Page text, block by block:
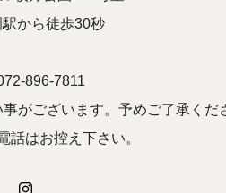
から徒歩30秒
896-7811
がございます。予めご了承くだ
話はお控え下さい。